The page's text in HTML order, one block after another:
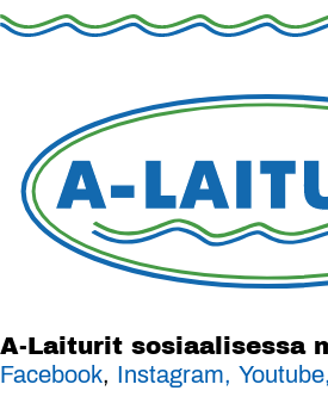
A-Laiturit sosiaalisessa
Facebook, Instagram, Youtube,